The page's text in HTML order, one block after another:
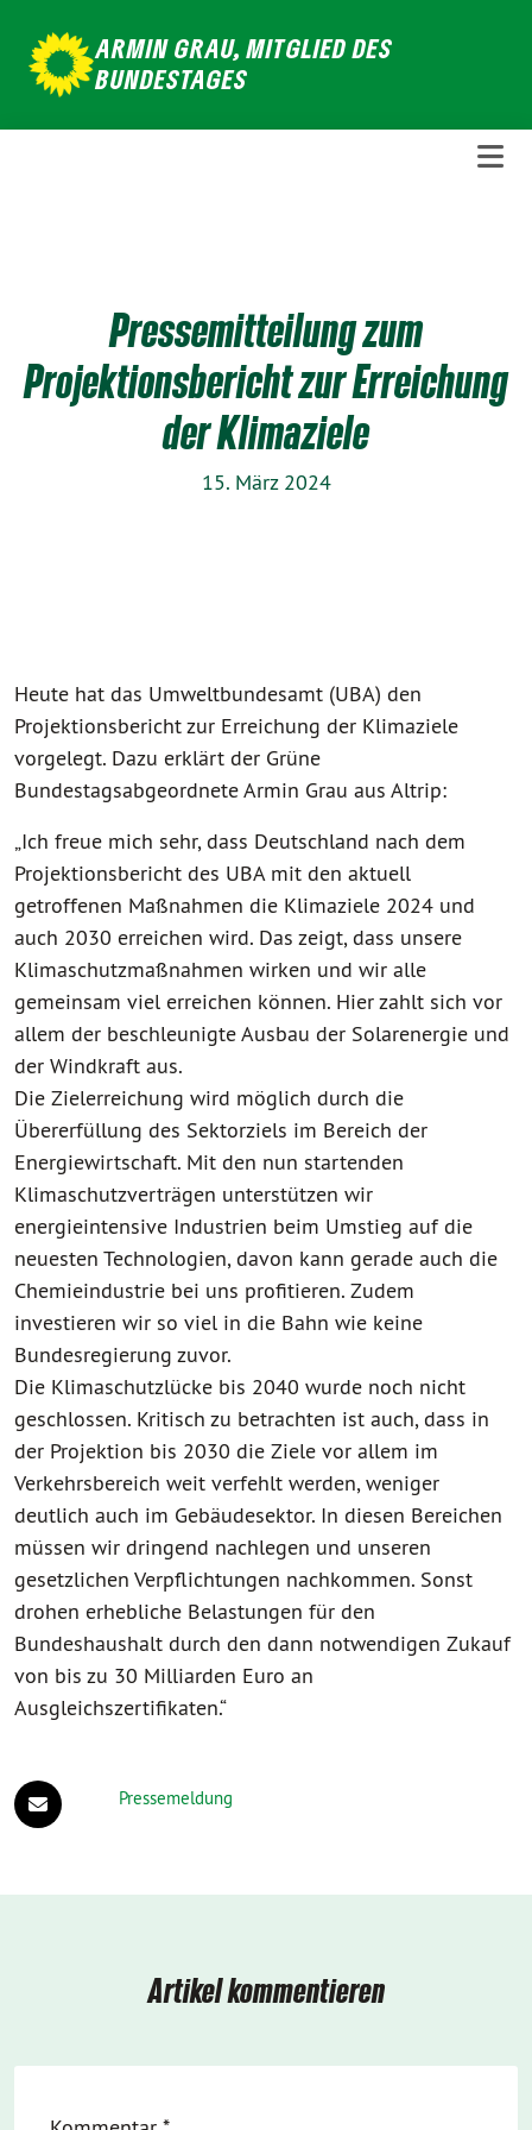
zum
Inhalt
ARMIN GRAU, MITGLIED DES
BUNDESTAGES
Pressemitteilung zum
Projektionsbericht zur Erreichung
der Klimaziele
15. März 2024
Heute hat das Umweltbundesamt (UBA) den
Projektionsbericht zur Erreichung der Klimaziele
vorgelegt. Dazu erklärt der Grüne
Bundestagsabgeordnete Armin Grau aus Altrip:
„Ich freue mich sehr, dass Deutschland nach dem
Projektionsbericht des UBA mit den aktuell
getroffenen Maßnahmen die Klimaziele 2024 und
auch 2030 erreichen wird. Das zeigt, dass unsere
Klimaschutzmaßnahmen wirken und wir alle
gemeinsam viel erreichen können. Hier zahlt sich vor
allem der beschleunigte Ausbau der Solarenergie und
der Windkraft aus.
Die Zielerreichung wird möglich durch die
Übererfüllung des Sektorziels im Bereich der
Energiewirtschaft. Mit den nun startenden
Klimaschutzverträgen unterstützen wir
energieintensive Industrien beim Umstieg auf die
neuesten Technologien, davon kann gerade auch die
Chemieindustrie bei uns profitieren. Zudem
investieren wir so viel in die Bahn wie keine
Bundesregierung zuvor.
Die Klimaschutzlücke bis 2040 wurde noch nicht
geschlossen. Kritisch zu betrachten ist auch, dass in
der Projektion bis 2030 die Ziele vor allem im
Verkehrsbereich weit verfehlt werden, weniger
deutlich auch im Gebäudesektor. In diesen Bereichen
müssen wir dringend nachlegen und unseren
gesetzlichen Verpflichtungen nachkommen. Sonst
drohen erhebliche Belastungen für den
Bundeshaushalt durch den dann notwendigen Zukauf
von bis zu 30 Milliarden Euro an
Ausgleichszertifikaten.“
Pressemeldung
Artikel kommentieren